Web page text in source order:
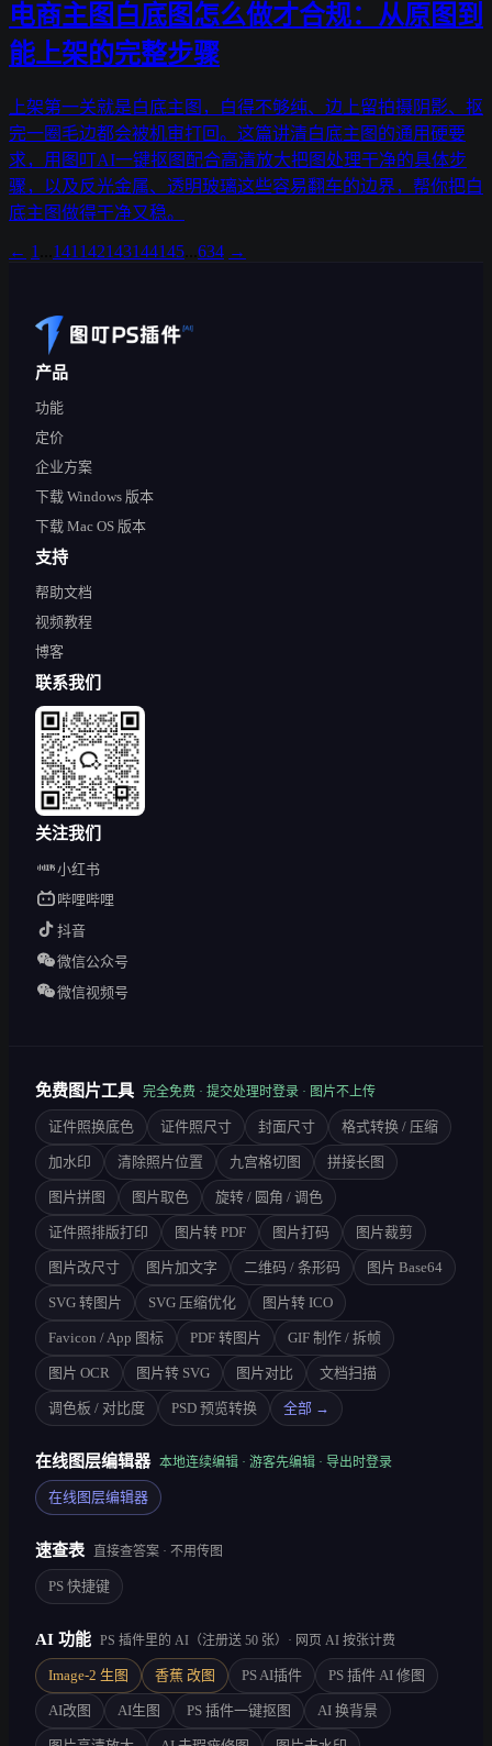
电商主图白底图怎么做才合规：从原图到
能上架的完整步骤
上架第一关就是白底主图，白得不够纯、边上留拍摄阴影、抠
完一圈毛边都会被机审打回。这篇讲清白底主图的通用硬要
求，用图叮AI一键抠图配合高清放大把图处理干净的具体步
骤，以及反光金属、透明玻璃这些容易翻车的边界，帮你把白
底主图做得干净又稳。
← 1 141 142143144145 634 →
产品
功能
定价
企业方案
下载 Windows 版本
下载 Mac OS 版本
支持
帮助文档
视频教程
博客
联系我们
关注我们
小红书
哔哩哔哩
抖音
微信公众号
微信视频号
免费图片工具 完全免费 · 提交处理时登录 · 图片不上传
证件照换底色 证件照尺寸 封面尺寸 格式转换 / 压缩
加水印 清除照片位置 九宫格切图 拼接长图
图片拼图 图片取色 旋转 / 圆角 / 调色
证件照排版打印 图片转 PDF 图片打码 图片裁剪
图片改尺寸 图片加文字 二维码 / 条形码 图片 Base64
SVG 转图片 SVG 压缩优化 图片转 ICO
Favicon / App 图标 PDF 转图片 GIF 制作 / 拆帧
图片 OCR 图片转 SVG 图片对比 文档扫描
调色板 / 对比度 PSD 预览转换 全部 →
在线图层编辑器 本地连续编辑 · 游客先编辑 · 导出时登录
在线图层编辑器
速查表 直接查答案 · 不用传图
PS 快捷键
AI 功能 PS 插件里的 AI（注册送 50 张）· 网页 AI 按张计费
Image-2 生图 香蕉 改图 PS AI插件 PS 插件 AI 修图
AI改图 AI生图 PS 插件一键抠图 AI 换背景